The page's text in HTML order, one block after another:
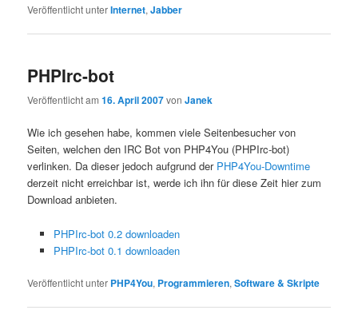
Veröffentlicht unterInternet,Jabber
PHPIrc-bot
Veröffentlicht am16. April 2007vonJanek
Wie ich gesehen habe, kommen viele Seitenbesucher von
Seiten, welchen den IRC Bot von PHP4You (PHPIrc-bot)
verlinken. Da dieser jedoch aufgrund der PHP4You-Downtime
derzeit nicht erreichbar ist, werde ich ihn für diese Zeit hier zum
Download anbieten.
PHPIrc-bot 0.2 downloaden
PHPIrc-bot 0.1 downloaden
Veröffentlicht unter PHP4You, Programmieren,Software & Skripte